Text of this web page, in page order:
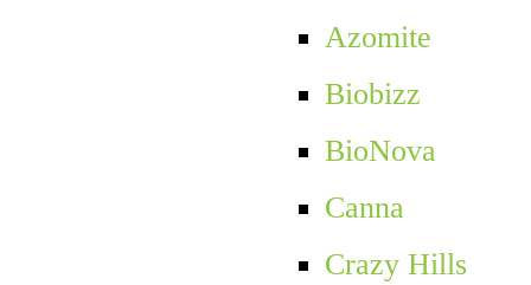
Azomite
Biobizz
BioNova
Canna
Crazy Hills